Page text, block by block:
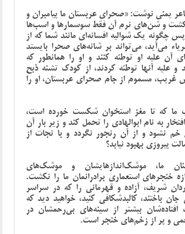
یمنی نوشت: «صحرای عربستان ما پیامبران و
و شن‌های نرم آن فقط سوسمارها و اسب‌ها
چگونه یک شوالیه افسانه‌ای مانند شما که از
می‌آید، می‌تواند بر شانه‌های صحرا بایستد
آن علیه او توطئه کنند و او را همانطور که
و علیه آنها توطئه کردند، از کودک تشنه ذبح
غریب، مسموم از جام صحرای عربستان، او را
ما که تا مغز استخوان شکست خورده است،
به نام ابوالهادی را تحمل کند و زیر بار آن
نشود و از آن رنجور نگردد و با نجات از
پیروزی بهبود نیابد؟
ما، موشک‌اندازهایشان و موشک‌های
خنجرهای استعماری برادرانمان ما را نکشت.
شریف، آزاده و قهرمانی را که در سراسر
باختند، کالبدشکافی کنید، خواهید دید که
بیشتر از سینه‌های بی‌رحمشان در
و پر از زخم‌های خنجر است.